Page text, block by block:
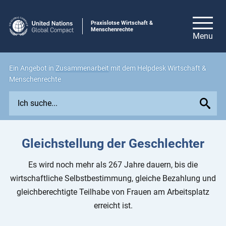
Praxislotse Wirtschaft &
Menschenrechte
Ein Angebot in Zusammenarbeit mit dem Helpdesk Wirtschaft &
Menschenrechte
p
Gleichstellung der Geschlechter
Es wird noch mehr als 267 Jahre dauern, bis die
wirtschaftliche Selbstbestimmung, gleiche Bezahlung und
gleichberechtigte Teilhabe von Frauen am Arbeitsplatz
erreicht ist.